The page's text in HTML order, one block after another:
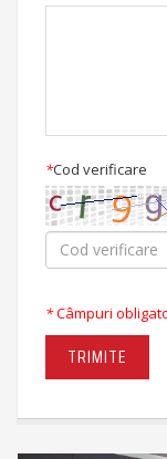
*Cod verificare
*Câmpuri
TRIMITE